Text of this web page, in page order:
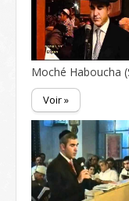
Moché Haboucha
Voir »